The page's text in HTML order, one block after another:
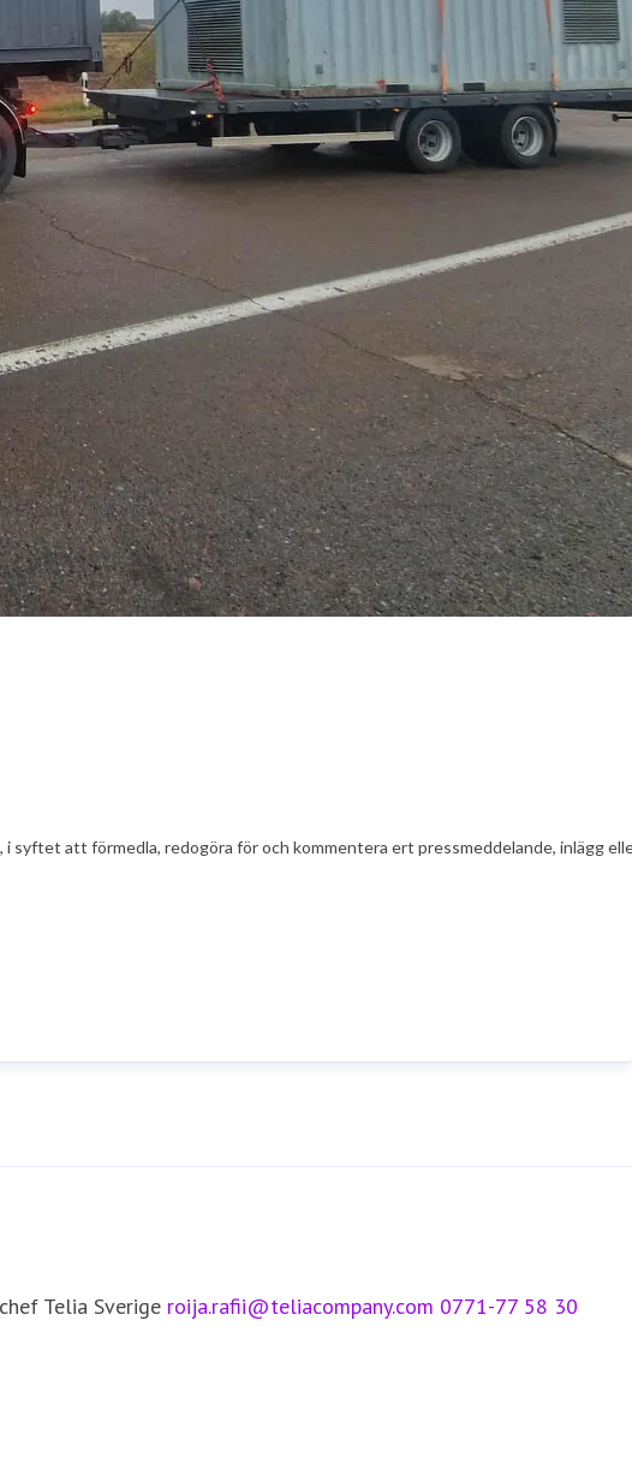
syftet att förmedla, redogöra för och kommentera ert pressmeddelande,
Telia Sverige roija.rafii@teliacompany.com 0771-77 58 30